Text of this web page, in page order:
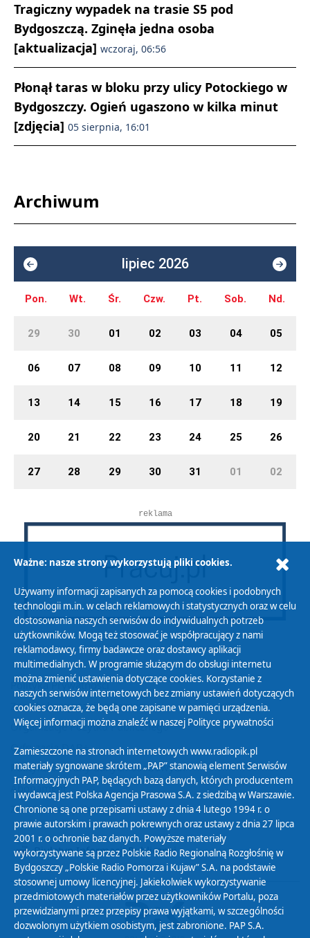
Tragiczny wypadek na trasie S5 pod
Bydgoszczą. Zginęła jedna osoba
[aktualizacja] wczoraj, 06:56
Płonął taras w bloku przy ulicy Potockiego w
Bydgoszczy. Ogień ugaszono w kilka minut
[zdjęcia] 05 sierpnia, 16:01
Archiwum
lipiec 2026
Pon. Wt. Śr. Czw. Pt. Sob. Nd.
29 30 01 02 03 04 05
06 07 08 09 10 11 12
13 14 15 16 17 18 19
20 21 22 23 24 25 26
27 28 29 30 31 01 02
reklama
Polityka Prywatności
Zasady korzystania z Serwisu
Organizacje Pożytku Publicznego
Cyfryzacja DAB+
Polityka ochrony danych osobowych
Abonament
Zamówienia publiczne
Biuletyn Informacji Publicznej
Ważne: nasze strony wykorzystują pliki cookies.
Używamy informacji zapisanych za pomocą cookies i podobnych
technologii m.in. w celach reklamowych i statystycznych oraz w celu
dostosowania naszych serwisów do indywidualnych potrzeb
użytkowników. Mogą też stosować je współpracujący z nami
reklamodawcy, firmy badawcze oraz dostawcy aplikacji
multimedialnych. W programie służącym do obsługi internetu
można zmienić ustawienia dotyczące cookies. Korzystanie z
naszych serwisów internetowych bez zmiany ustawień dotyczących
cookies oznacza, że będą one zapisane w pamięci urządzenia.
Więcej informacji można znaleźć w naszej Polityce prywatności
Zamieszczone na stronach internetowych www.radiopik.pl
materiały sygnowane skrótem „PAP” stanowią element Serwisów
Informacyjnych PAP, będących bazą danych, których producentem
i wydawcą jest Polska Agencja Prasowa S.A. z siedzibą w Warszawie.
Chronione są one przepisami ustawy z dnia 4 lutego 1994 r. o
prawie autorskim i prawach pokrewnych oraz ustawy z dnia 27 lipca
2001 r. o ochronie baz danych. Powyższe materiały
wykorzystywane są przez Polskie Radio Regionalną Rozgłośnię w
Bydgoszczy „Polskie Radio Pomorza i Kujaw” S.A. na podstawie
stosownej umowy licencyjnej. Jakiekolwiek wykorzystywanie
przedmiotowych materiałów przez użytkowników Portalu, poza
przewidzianymi przez przepisy prawa wyjątkami, w szczególności
dozwolonym użytkiem osobistym, jest zabronione. PAP S.A.